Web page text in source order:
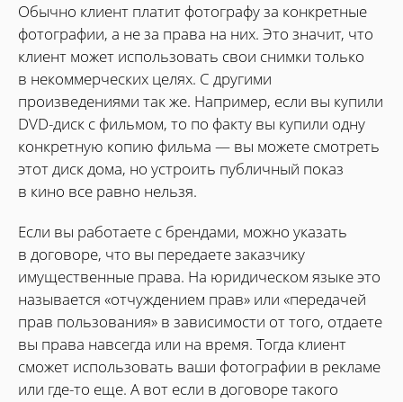
Обычно клиент платит фотографу за конкретные
фотографии, а не за права на них. Это значит, что
клиент может использовать свои снимки только
в некоммерческих целях. С другими
произведениями так же. Например, если вы купили
DVD-диск с фильмом, то по факту вы купили одну
конкретную копию фильма — вы можете смотреть
этот диск дома, но устроить публичный показ
в кино все равно нельзя.
Если вы работаете с брендами, можно указать
в договоре, что вы передаете заказчику
имущественные права. На юридическом языке это
называется «отчуждением прав» или «передачей
прав пользования» в зависимости от того, отдаете
вы права навсегда или на время. Тогда клиент
сможет использовать ваши фотографии в рекламе
или где-то еще. А вот если в договоре такого